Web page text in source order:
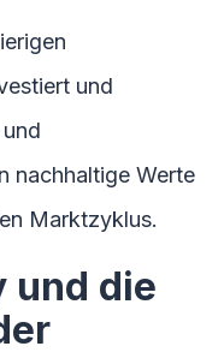
und
nachhaltige Werte
Marktzyklus.
und die